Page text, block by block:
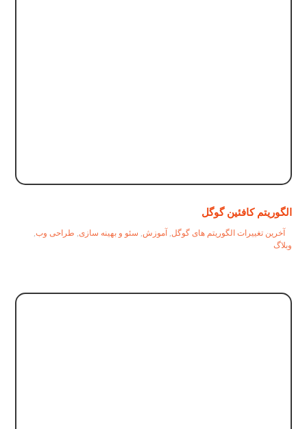
الگوریتم کافئین گوگل
آخرین تغییرات الگوریتم های گوگل, آموزش, سئو و بهینه سازی, طراحی وب,
وبلاگ